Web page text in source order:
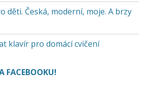
děti. Česká, moderní, moje. A brzy
klavír pro domácí cvičení
FACEBOOKU!